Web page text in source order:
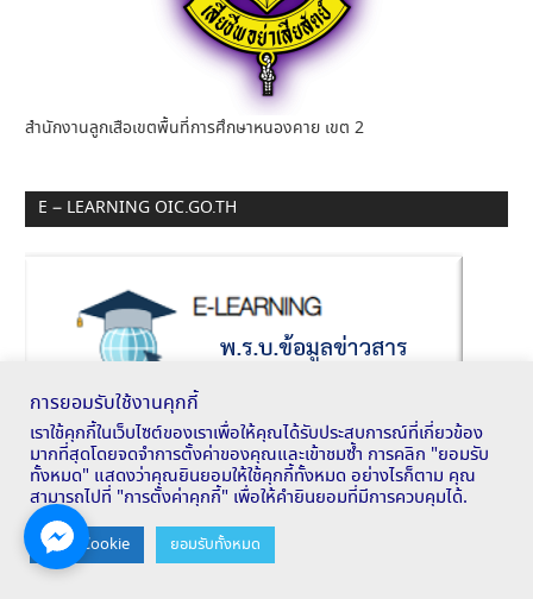
สำนักงานลูกเสือเขตพื้นที่การศึกษาหนองคาย เขต 2
E – LEARNING OIC.GO.TH
การยอมรับใช้งานคุกกี้
เราใช้คุกกี้ในเว็บไซต์ของเราเพื่อให้คุณได้รับประสบการณ์ที่เกี่ยวข้อง
มากที่สุดโดยจดจำการตั้งค่าของคุณและเข้าชมซ้ำ การคลิก "ยอมรับ
ทั้งหมด" แสดงว่าคุณยินยอมให้ใช้คุกกี้ทั้งหมด อย่างไรก็ตาม คุณ
สามารถไปที่ "การตั้งค่าคุกกี้" เพื่อให้คำยินยอมที่มีการควบคุมได้.
ตั้งค่า Cookie ยอมรับทั้งหมด